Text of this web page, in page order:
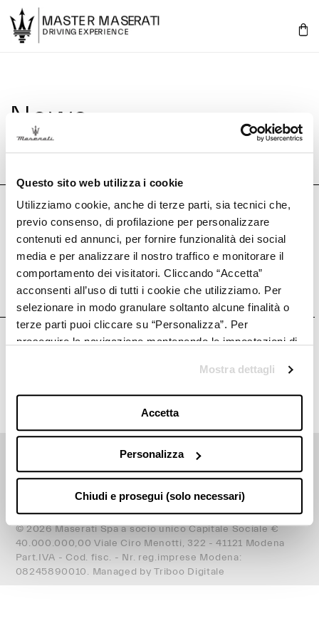
Questo sito web utilizza i cookie
Utilizziamo cookie, anche di terze parti, sia tecnici che,
previo consenso, di profilazione per personalizzare
contenuti ed annunci, per fornire funzionalità dei social
media e per analizzare il nostro traffico e monitorare il
comportamento dei visitatori. Cliccando “Accetta”
acconsenti all’uso di tutti i cookie che utilizziamo. Per
selezionare in modo granulare soltanto alcune finalità o
terze parti puoi cliccare su “Personalizza”. Per
proseguire la navigazione mantenendo le impostazioni di
prosegui (solo necessari)”.Per saperne di più consulta la
nostraCookie Policy
Mostra dettagli
Accetta
Personalizza
Chiudi e prosegui (solo necessari)
SKIP TO
CONTENT
Cart
News
Subscribe to our emails
Email
I Have Read And UnderstoodThe Privacy PolicyAnd Agree To Receive The Newsletter.
Language
English
© 2026 Maserati Spa a socio unico Capitale Sociale €
40.000.000,00 Viale Ciro Menotti, 322 - 41121 Modena
Part.IVA - Cod. fisc. - Nr. reg.imprese Modena:
08245890010. Managed by Triboo Digitale